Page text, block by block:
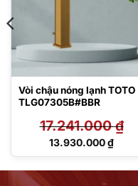
Vòi chậu nóng lạnh TOTO
TLG07305B#BBR
17.241.000₫
Giá
13.930.000₫
Giá